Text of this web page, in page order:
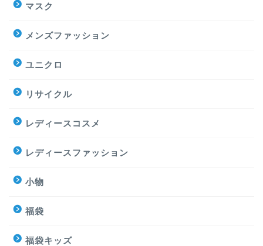
マスク
メンズファッション
ユニクロ
リサイクル
レディースコスメ
レディースファッション
小物
福袋
福袋キッズ